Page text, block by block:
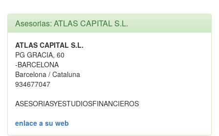
Asesorias: ATLAS CAPITAL S.L.
ATLAS CAPITAL S.L.
PG GRACIA, 60
-BARCELONA
Barcelona / Cataluna
934677047
ASESORIASYESTUDIOSFINANCIEROS
enlace a su web